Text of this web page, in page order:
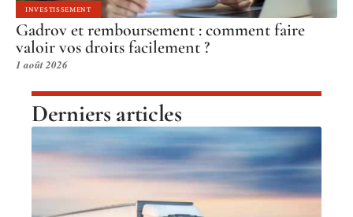
INVESTISSEMENT
Gadrov et remboursement : comment faire
valoir vos droits facilement ?
1 août 2026
Derniers articles